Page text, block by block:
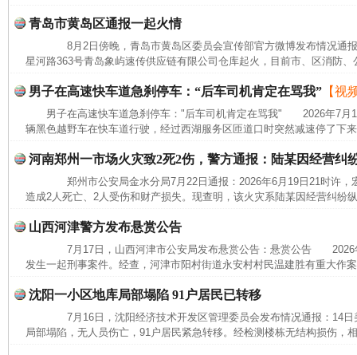
青岛市黄岛区通报一起火情
8月2日傍晚，青岛市黄岛区委员会宣传部官方微博发布情况
星河路363号青岛象屿速传供应链有限公司仓库起火，目前市、区消防
男子在高速快车道急刹停车：“后车司机肯定在骂我” 【视
男子在高速快车道急刹停车："后车司机肯定在骂我" 2026年7月
辆黑色越野车在快车道行驶，经过西湖服务区匝道口时突然减速停了下
河南郑州一市场火灾致2死2伤，警方通报：陆某因经营纠
郑州市公安局金水分局7月22日通报：2026年6月19日21时许，
造成2人死亡、2人受伤和财产损失。现查明，该火灾系陆某因经营纠纷
山西河津警方发布悬赏公告
7月17日，山西河津市公安局发布悬赏公告：悬赏公告 2026
发生一起刑事案件。经查，河津市阳村街道永安村村民温建胜有重大
沈阳一小区地库局部塌陷 91户居民已转移
7月16日，沈阳经济技术开发区管理委员会发布情况通报：14日
局部塌陷，无人员伤亡，91户居民紧急转移。经检测楼栋无结构损伤，
完善运行机制助力责任有效落实